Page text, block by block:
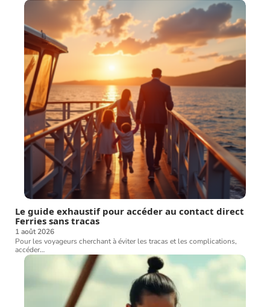
Le guide exhaustif pour accéder au contact direct
Ferries sans tracas
1 août 2026
Pour les voyageurs cherchant à éviter les tracas et les complications,
accéder…